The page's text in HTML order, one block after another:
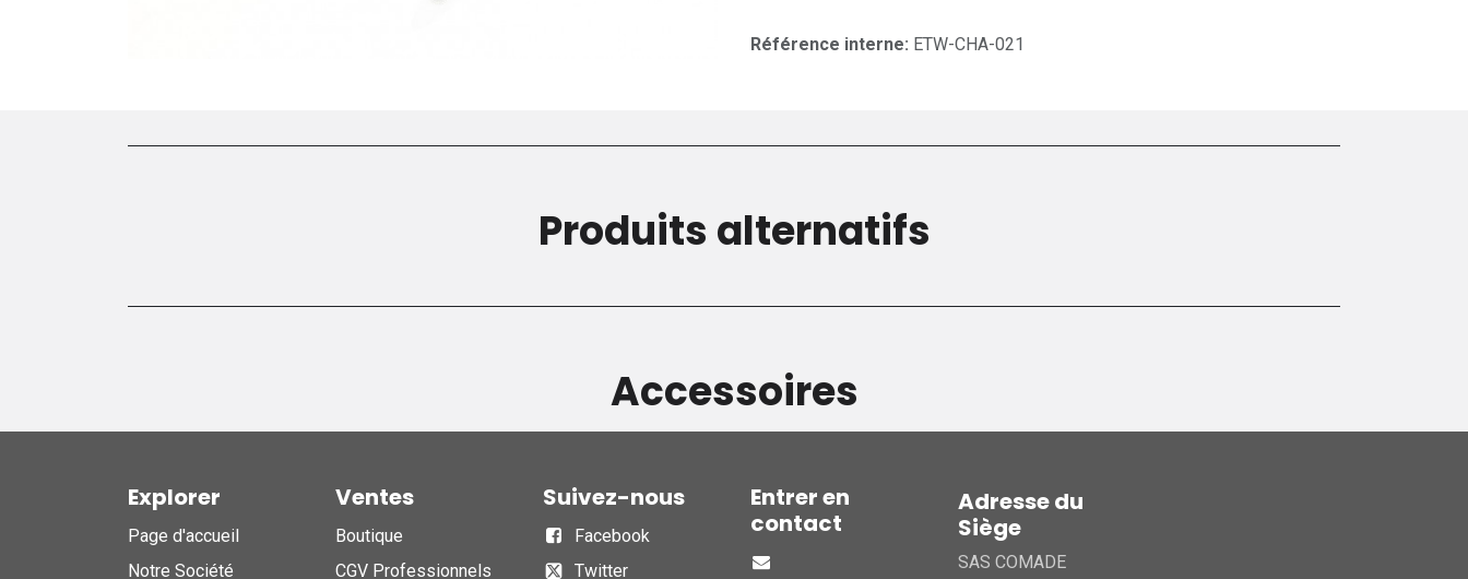
Référence interne: ETW-CHA-021
Produits alternatifs
Accessoires
Explorer
Page d'accueil
Notre Société
Ventes
Boutique
CGV Professionnels
Suivez-nous
Facebook
Twitter
Entrer en
contact
Adresse du
Siège
SAS COMADE